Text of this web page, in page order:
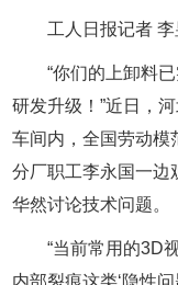
工人日报记者
“你们的上卸料
研发升级！”近日，
车间内，全国劳动模
分厂职工李永国一边
华然讨论技术问题。
“当前常用的3D
内部裂痕这类‘隐性